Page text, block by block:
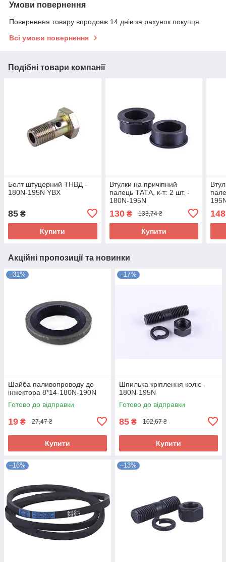
Умови повернення
Повернення товару впродовж 14 днів за рахунок покупця
Всі умови повернення
Подібні товари компанії
Болт штуцерний ТНВД -
180N-195N YBX
85 ₴
Купити
Втулки на причіпний
палець ТАТА, к-т: 2 шт. -
180N-195N
130₴ 133,74 ₴
Купити
148
Акційні пропозиції та новинки
–31%
Шайба паливопроводу до
інжектора 8*14-180N-190N
Готово до відправки
19 ₴ 27,47 ₴
Купити
–17%
Шпилька кріплення коліс -
180N-195N
Готово до відправки
85 ₴ 102,67 ₴
Купити
–16% –13%